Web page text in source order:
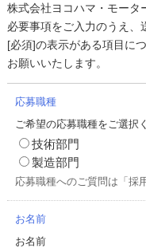
株式会社ヨコハマ・モータ
必要事項をご入力のうえ、
[必須]の表示がある項目に
お願いいたします。
応募職種
ご希望の応募職種をご選択
技術部門
製造部門
応募職種へのご質問は「採
お名前
お名前